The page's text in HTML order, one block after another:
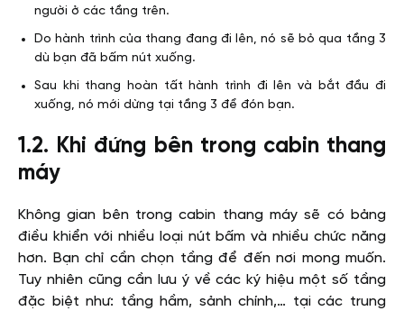
người ở các tầng trên.
Do hành trình của thang đang đi lên, nó sẽ bỏ qua tầng 3
dù bạn đã bấm nút xuống.
Sau khi thang hoàn tất hành trình đi lên và bắt đầu đi
xuống, nó mới dừng tại tầng 3 để đón bạn.
1.2. Khi đứng bên trong cabin thang
máy
Không gian bên trong cabin thang máy sẽ có bảng
điều khiển với nhiều loại nút bấm và nhiều chức năng
hơn. Bạn chỉ cần chọn tầng để đến nơi mong muốn.
Tuy nhiên cũng cần lưu ý về các ký hiệu một số tầng
đặc biệt như: tầng hầm, sảnh chính,… tại các trung